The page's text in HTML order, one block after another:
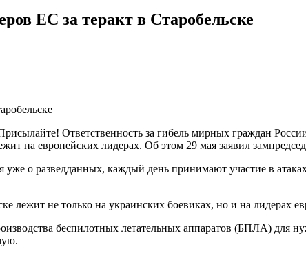
ЕС за теракт в Старобельске
Ответственность за гибель мирных граждан
на европейских лидерах. Об этом 29 мая заявил
о разведданных, каждый день принимают участие в
лежит не только на украинских боевиках, но и на лидерах
беспилотных летательных аппаратов (БПЛА)